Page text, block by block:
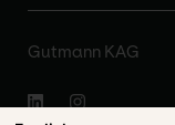
Gutmann KAG